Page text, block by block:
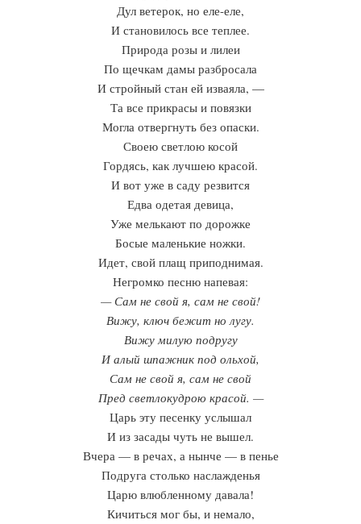
Дул ветерок, но еле-еле,
И становилось все теплее.
Природа розы и лилеи
По щечкам дамы разбросала
И стройный стан ей изваяла, —
Та все прикрасы и повязки
Могла отвергнуть без опаски.
Своею светлою косой
Гордясь, как лучшею красой.
И вот уже в саду резвится
Едва одетая девица,
Уже мелькают по дорожке
Босые маленькие ножки.
Идет, свой плащ приподнимая.
Негромко песню напевая:
— Сам не свой я, сам не свой!
Вижу, ключ бежит но лугу.
Вижу милую подругу
И алый шпажник под ольхой,
Сам не свой я, сам не свой
Пред светлокудрою красой. —
Царь эту песенку услышал
И из засады чуть не вышел.
Вчера — в речах, а нынче — в пенье
Подруга столько наслажденья
Царю влюбленному давала!
Кичиться мог бы, и немало,